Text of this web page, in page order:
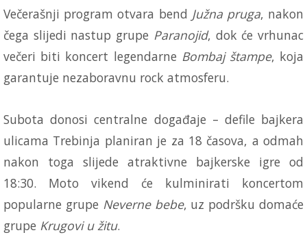
Večerašnji program otvara bend Južna pruga, nakon
čega slijedi nastup grupe Paranojid, dok će vrhunac
večeri biti koncert legendarne Bombaj štampe, koja
garantuje nezaboravnu rock atmosferu.
Subota donosi centralne događaje – defile bajkera
ulicama Trebinja planiran je za 18 časova, a odmah
nakon toga slijede atraktivne bajkerske igre od
18:30. Moto vikend će kulminirati koncertom
popularne grupe Neverne bebe, uz podršku domaće
grupe Krugovi u žitu.